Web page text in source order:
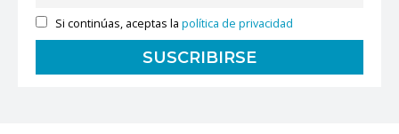
Si continúas, aceptas lapolítica de privacidad